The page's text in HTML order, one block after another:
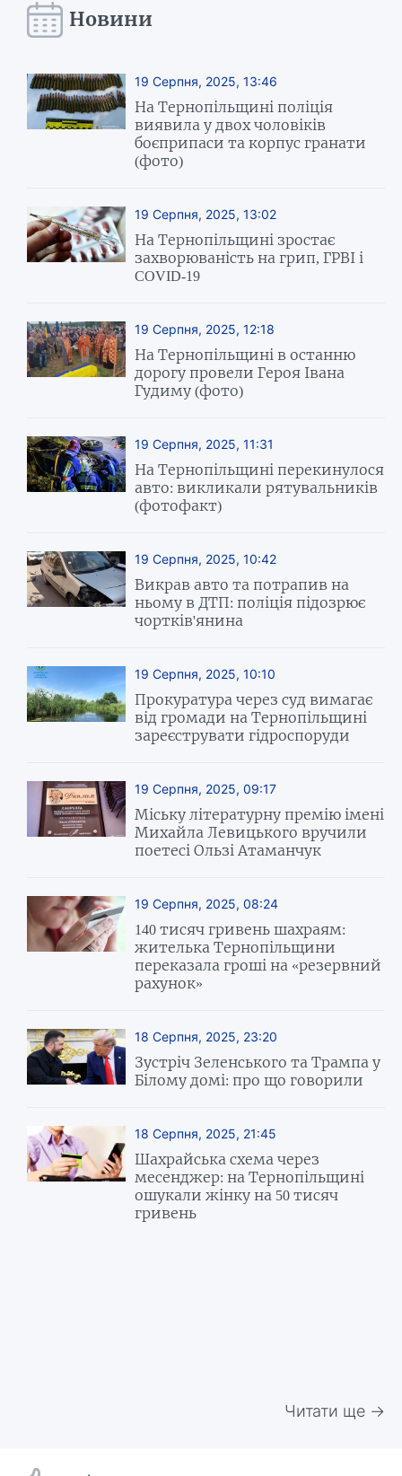
Новини
19 Серпня, 2025, 13:46
На Тернопільщині поліція
виявила у двох чоловіків
боєприпаси та корпус гранати
(фото)
19 Серпня, 2025, 13:02
На Тернопільщині зростає
захворюваність на грип, ГРВІ і
COVID-19
19 Серпня, 2025, 12:18
На Тернопільщині в останню
дорогу провели Героя Івана
Гудиму (фото)
19 Серпня, 2025, 11:31
На Тернопільщині перекинулося
авто: викликали рятувальників
(фотофакт)
19 Серпня, 2025, 10:42
Викрав авто та потрапив на
ньому в ДТП: поліція підозрює
чортків'янина
19 Серпня, 2025, 10:10
Прокуратура через суд вимагає
від громади на Тернопільщині
зареєструвати гідроспоруди
19 Серпня, 2025, 09:17
Міську літературну премію імені
Михайла Левицького вручили
поетесі Ользі Атаманчук
19 Серпня, 2025, 08:24
140 тисяч гривень шахраям:
жителька Тернопільщини
переказала гроші на «резервний
рахунок»
18 Серпня, 2025, 23:20
Зустріч Зеленського та Трампа у
Білому домі: про що говорили
18 Серпня, 2025, 21:45
Шахрайська схема через
месенджер: на Тернопільщині
ошукали жінку на 50 тисяч
гривень
Читати ще →